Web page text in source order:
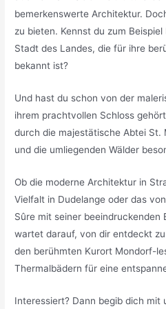
bemerkenswerte Architektur.
zu bieten. Kennst du zum
Stadt des Landes, die für ihre
bekannt ist?
Und hast du schon von der
ihrem prachtvollen Schloss
durch die majestätische Abtei St.
und die umliegenden Wälder
Ob die moderne Architektur in
Vielfalt in Dudelange oder das
Sûre mit seiner beeindruckenden
wartet darauf, von dir entdeckt
den berühmten Kurort Mondorf-
Thermalbädern für eine
Interessiert? Dann begib dich mit